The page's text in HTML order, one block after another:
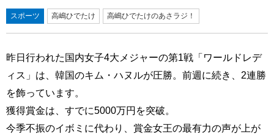
スポーツ 高嶋ひでたけ 高嶋ひでたけのあさラジ！
昨日行われた国内女子4大メジャーの第1戦「ワールドレデ
ィス」は、韓国のキム・ハヌルが圧勝。前週に続き、2連勝
を飾っています。
獲得賞金は、すでに5000万円を突破。
今季不振のイボミに代わり、賞金女王の最有力の声が上が